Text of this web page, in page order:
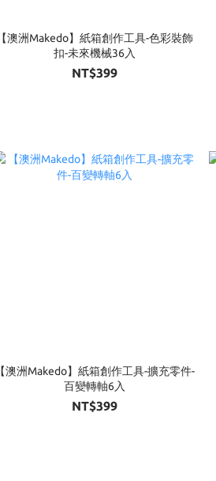
【澳洲Makedo】紙箱創作工具-色彩裝飾
扣-未來機械36入
NT$399
【澳洲Makedo】紙箱創作工具-擴充零件-
百變轉軸6入
NT$399